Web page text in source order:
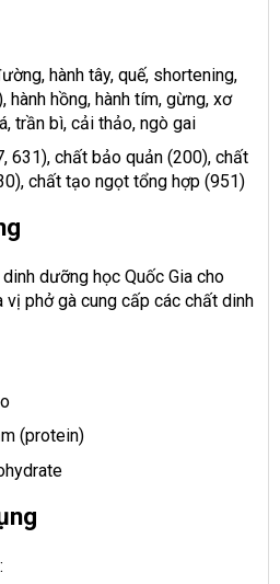
hành tây, quế, shortening,
hành hồng, hành tím, gừng, xơ
trần bì, cải thảo, ngò gai
631), chất bảo quản (200), chất
chất tạo ngọt tổng hợp (951)
dưỡng học Quốc Gia cho
phở gà cung cấp các chất dinh
(protein)